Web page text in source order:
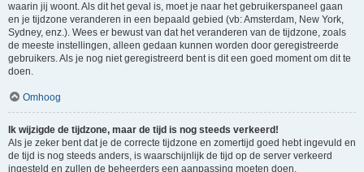
waarin jij woont. Als dit het geval is, moet je naar het gebruikerspaneel gaan
en je tijdzone veranderen in een bepaald gebied (vb: Amsterdam, New York,
Sydney, enz.). Wees er bewust van dat het veranderen van de tijdzone, zoals
de meeste instellingen, alleen gedaan kunnen worden door geregistreerde
gebruikers. Als je nog niet geregistreerd bent is dit een goed moment om dit te
doen.
Omhoog
Ik wijzigde de tijdzone, maar de tijd is nog steeds verkeerd!
Als je zeker bent dat je de correcte tijdzone en zomertijd goed hebt ingevuld en
de tijd is nog steeds anders, is waarschijnlijk de tijd op de server verkeerd
ingesteld en zullen de beheerders een aanpassing moeten doen.